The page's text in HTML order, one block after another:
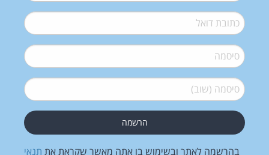
דואל*
סיסמה*
סיסמה (שוב)*
בהרשמה לאתר ובשימוש בו אתה מאשר שקראת את תנאי